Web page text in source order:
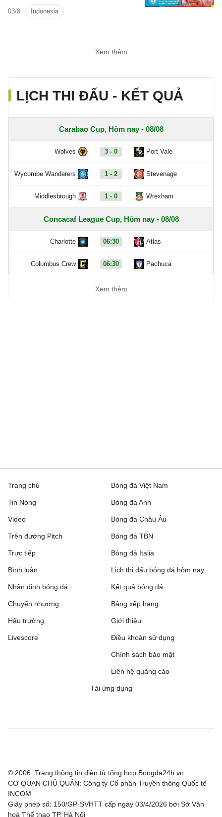
Quang Hải chỉ vào sân trong hiệp hai
03/8 Indonesia
Xem thêm
LỊCH THI ĐẤU - KẾT QUẢ
Carabao Cup, Hôm nay - 08/08
Wolves 3 - 0 Port Vale
Wycombe Wanderers 1 - 2 Stevenage
Middlesbrough 1 - 0 Wrexham
Concacaf League Cup, Hôm nay - 08/08
Charlotte 06:30 Atlas
Columbus Crew 06:30 Pachuca
07:00
Bristol Rovers 21:00 Peterborough United
Burnley 21:00 Notts County
21:00 Blackburn Rovers
Crewe Alexandra 21:00
Derby County 21:00
21:00 Luton Town
21:00
Salford City 21:00 Shrewsbury Town
Sheffield Wednesday 21:00 Bolton Wanderers
Xem thêm
Trang chủ
Tin Nóng
Video
Trên đường Pitch
Trực tiếp
Bóng đá Việt Nam
Bóng đá Anh
Bóng đá Châu Âu
Bóng đá TBN
Bóng đá Italia
Bình luận
Nhận định bóng đá
Chuyển nhượng
Hậu trường
Livescore
Lịch thi đấu bóng đá hôm nay
Kết quả bóng đá
Bảng xếp hạng
Giới thiệu
Điều khoản sử dụng
Chính sách bảo mật
Liên hệ quảng cáo
Tải ứng dụng
© 2006. Trang thông tin điện tử tổng hợp Bongda24h.vn
CƠ QUAN CHỦ QUẢN: Công ty Cổ phần Truyền thông Quốc tế
INCOM
Giấy phép số: 150/GP-SVHTT cấp ngày 03/4/2026 bởi Sở Văn
hoá Thể thao TP. Hà Nội